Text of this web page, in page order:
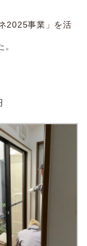
2025事業」を活